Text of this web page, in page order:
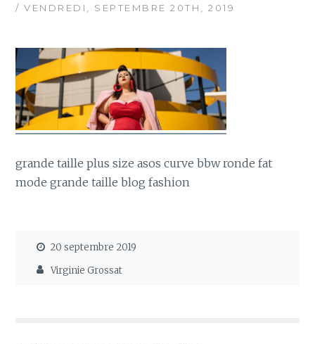
/ VENDREDI, SEPTEMBRE 20TH, 2019
grande taille plus size asos curve bbw ronde fat
mode grande taille blog fashion
20 septembre 2019
Virginie Grossat